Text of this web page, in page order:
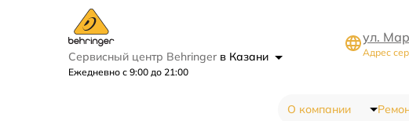
Сервисный центр Behringer в Казани
Ежедневно с 9:00 до 21:00
ул.
Адрес
О компании